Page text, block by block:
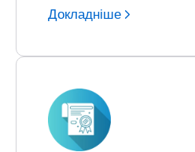
Докладніше